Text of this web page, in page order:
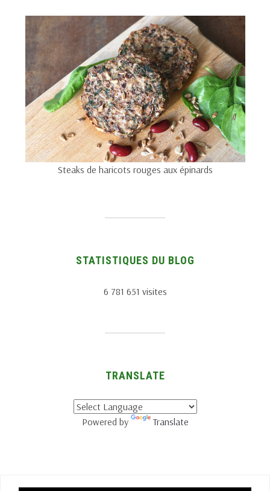
Steaks de haricots rouges aux épinards
STATISTIQUES DU BLOG
6 781 651 visites
TRANSLATE
Powered by Translate